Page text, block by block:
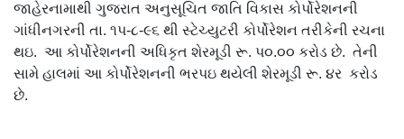
જાહેરનામાથી ગુજરાત અનુસૂચિત જાતિ વિકાસ કોર્પોરેશનની
ગાંધીનગરની તા. ૧પ-૮-૯૬ થી સ્‍ટેચ્‍યુટરી કોર્પોરેશન તરીકેની રચના
થઇ. આ કોર્પોરેશનની અધિકૃત શેરમૂડી રૂ. પ૦.૦૦ કરોડ છે. તેની
સામે હાલમાં આ કોર્પોરેશનની ભરપઇ થયેલી શેરમૂડી રૂ. ૪ર કરોડ
છે.